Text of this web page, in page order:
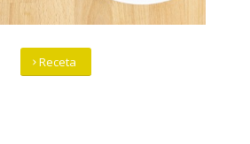
Receta